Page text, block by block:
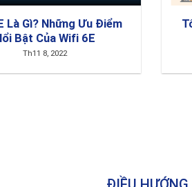
Là Gì? Những Ưu Điểm
Bật Của Wifi 6E
Th11 8, 2022